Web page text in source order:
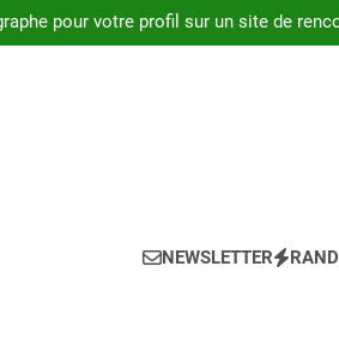
pour votre profil sur un site de
Guide pratique pour l’achat de LMNP
NEWSLETTER